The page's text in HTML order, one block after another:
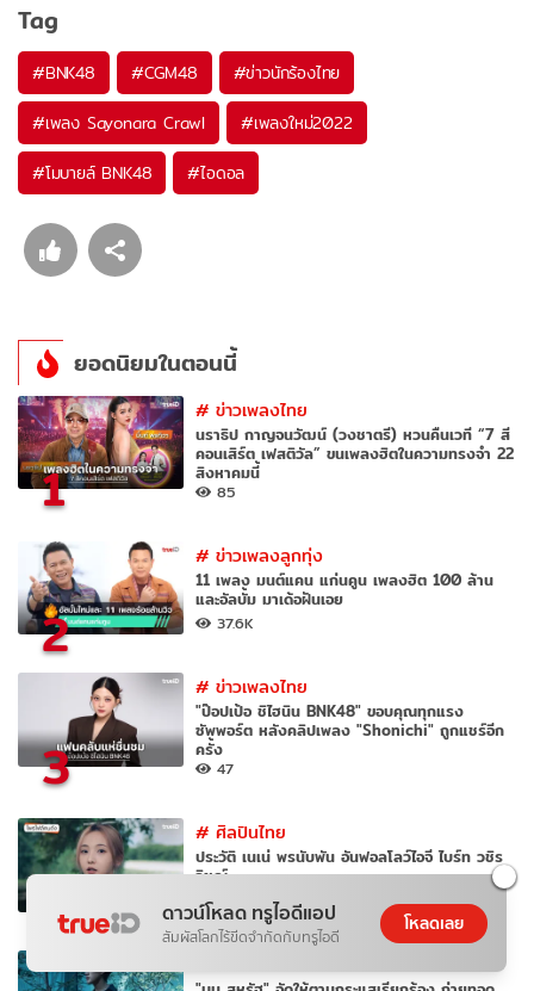
Tag
#BNK48 #CGM48 #ข่าวนักร้องไทย
#เพลง Sayonara Crawl #เพลงใหม่2022
#โมบายล์ BNK48 #ไอดอล
ยอดนิยมในตอนนี้
1
#ข่าวเพลงไทย
นราธิป กาญจนวัฒน์ (วงชาตรี) หวนคืนเวที “7 สี
คอนเสิร์ต เฟสติวัล” ขนเพลงฮิตในความทรงจำ 22
สิงหาคมนี้
85
2
#ข่าวเพลงลูกทุ่ง
11 เพลง มนต์แคน แก่นคูน เพลงฮิต 100 ล้าน
และอัลบั้ม มาเด้อฝันเอย
37.6K
3
#ข่าวเพลงไทย
"ป๊อปเป้อ ชิไฮนิน BNK48" ขอบคุณทุกแรง
ซัพพอร์ต หลังคลิปเพลง "Shonichi" ถูกแชร์อีก
ครั้ง
47
4
#ศิลปินไทย
ประวัติ เนเน่ พรนับพัน อันฟอลโลว์ไอจี ไบร์ท วชิร
วิชญ์
7
ดาวน์โหลด ทรูไอดีแอป
สัมผัสโลกไร้ขีดจำกัดกับทรูไอดี
โหลดเลย